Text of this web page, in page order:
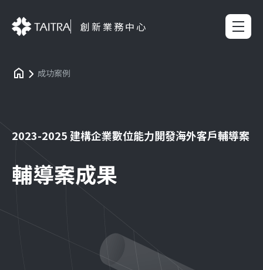
創新業務中心
成功案例
2023-2025 建構企業數位能力開發海外客戶輔導案
輔導案成果